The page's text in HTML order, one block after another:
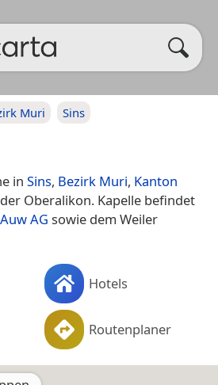
Muri Sins
in Sins, Bezirk Muri, Kanton
Oberalikon. Kapelle befindet
Auw AG sowie dem Weiler
Hotels
Routenplaner